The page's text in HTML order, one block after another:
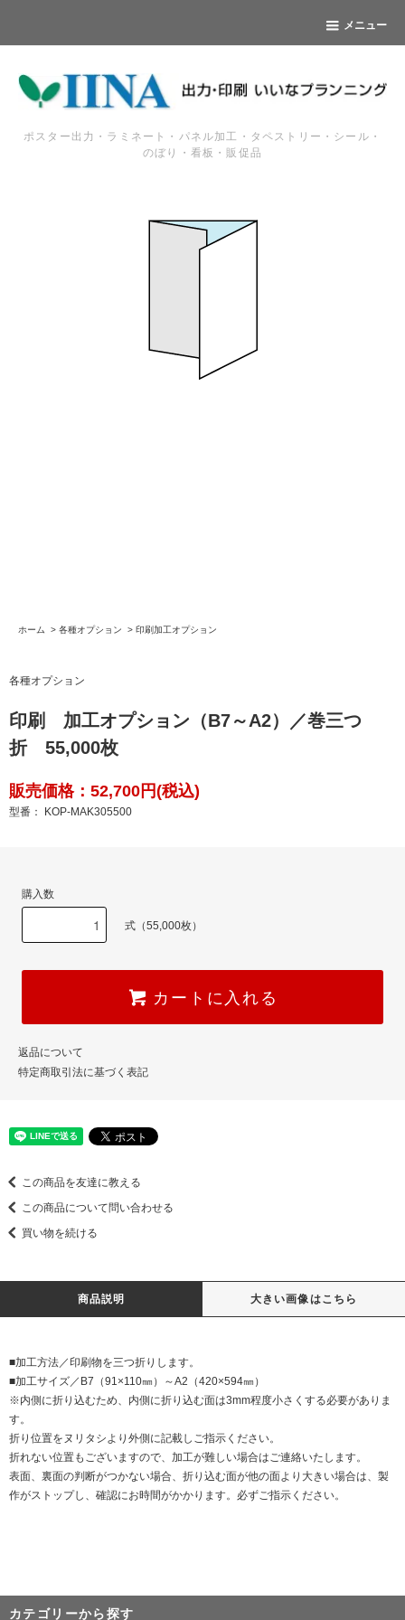
メニュー
ポスター出力・ラミネート・パネル加工・タペストリー・シール・
のぼり・看板・販促品
ホーム > 各種オプション > 印刷加工オプション
各種オプション
印刷 加工オプション（B7～A2）／巻三つ
折 55,000枚
販売価格：52,700円(税込)
型番： KOP-MAK305500
購入数
式（55,000枚）
カートに入れる
返品について
特定商取引法に基づく表記
この商品を友達に教える
この商品について問い合わせる
買い物を続ける
商品説明 大きい画像はこちら
■加工方法／印刷物を三つ折りします。
■加工サイズ／B7（91×110㎜）～A2（420×594㎜）
※内側に折り込むため、内側に折り込む面は3mm程度小さくする必要がありま
す。
折り位置をヌリタシより外側に記載しご指示ください。
折れない位置もございますので、加工が難しい場合はご連絡いたします。
表面、裏面の判断がつかない場合、折り込む面が他の面より大きい場合は、製
作がストップし、確認にお時間がかかります。必ずご指示ください。
カテゴリーから探す